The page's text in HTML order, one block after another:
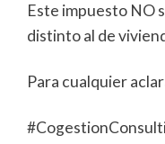
Este impuesto NO
distinto al de
Para cualquier